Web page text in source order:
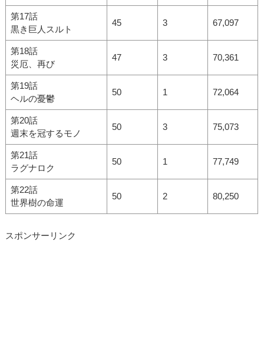
第17話
黒き巨人スルト
45 3 67,097
第18話
災厄、再び
47 3 70,361
第19話
ヘルの憂鬱
50 1 72,064
第20話
週末を冠するモノ
50 3 75,073
第21話
ラグナロク
50 1 77,749
第22話
世界樹の命運
50 2 80,250
スポンサーリンク